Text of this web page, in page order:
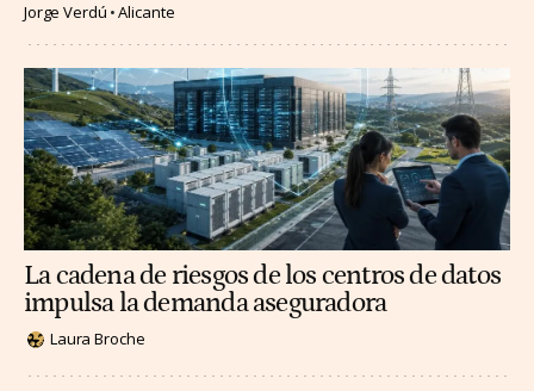
Jorge Verdú Alicante
La cadena de riesgos de los centros de datos
impulsa la demanda aseguradora
Laura Broche